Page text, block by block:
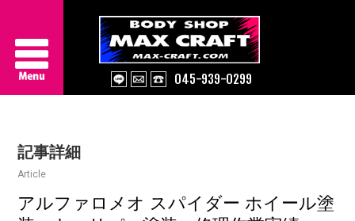
045-939-0299
About Us
Works
記事詳細
Article
アルファロメオ スパイダー ホイール塗